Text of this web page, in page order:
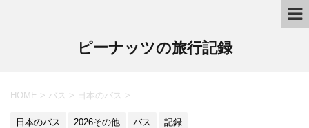
ピーナッツの旅行記録
HOME > バス > 日本のバス >
日本のバス 2026その他 バス 記録